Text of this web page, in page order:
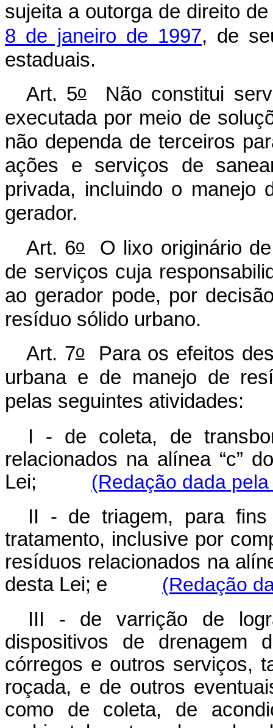
sujeita a outorga de direito
8 de janeiro de 1997, de
estaduais.
Art. 5oNão constitui
executada por meio de
não dependa de terceiros
ações e serviços de
privada, incluindo o manejo
gerador.
Art. 6oO lixo originário de
de serviços cuja
ao gerador pode, por
resíduo sólido urbano.
Art. 7oPara os efeitos
urbana e de manejo de
pelas seguintes atividades:
I - de coleta, de
relacionados na alínea “c”
Lei;
(Redação dada
II - de triagem, para fins
tratamento, inclusive por
resíduos relacionados na
desta Lei; e
(Redação
III - de varrição de
dispositivos de drenagem
córregos e outros serviços,
roçada, e de outros
como de coleta, de